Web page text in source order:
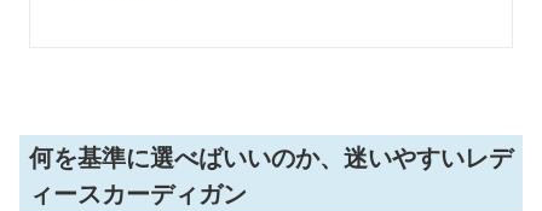
何を基準に選べばいいのか、迷いやすいレデ
ィースカーディガン